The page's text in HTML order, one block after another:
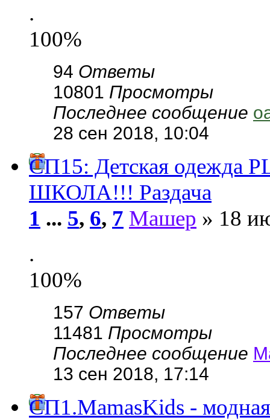
.
100%
94 Ответы
10801 Просмотры
Последнее сообщение
28 сен 2018, 10:04
СП15: Детская одежда
ШКОЛА!!! Раздача
1 ... 5, 6, 7 Машер » 18
.
100%
157 Ответы
11481 Просмотры
Последнее сообщение
13 сен 2018, 17:14
СП1.MamasKids -